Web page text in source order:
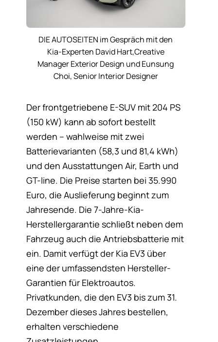
DIE AUTOSEITEN im Gespräch mit den
Kia-Experten David Hart,Creative
Manager Exterior Design und Eunsung
Choi, Senior Interior Designer
Der frontgetriebene E-SUV mit 204 PS
(150 kW) kann ab sofort bestellt
werden – wahlweise mit zwei
Batterievarianten (58,3 und 81,4 kWh)
und den Ausstattungen Air, Earth und
GT-line. Die Preise starten bei 35.990
Euro, die Auslieferung beginnt zum
Jahresende. Die 7-Jahre-Kia-
Herstellergarantie schließt neben dem
Fahrzeug auch die Antriebsbatterie mit
ein. Damit verfügt der Kia EV3 über
eine der umfassendsten Hersteller-
Garantien für Elektroautos.
Privatkunden, die den EV3 bis zum 31.
Dezember dieses Jahres bestellen,
erhalten verschiedene